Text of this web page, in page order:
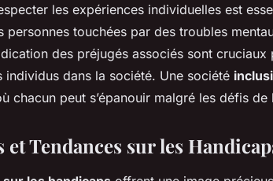
les expériences individuelles est
personnes touchées par des troubles
des préjugés associés sont
individus dans la société. Une société
chacun peut s’épanouir malgré les défis de
et Tendances sur les